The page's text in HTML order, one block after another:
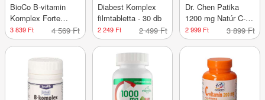
BioCo B-vitamin
Komplex Forte
étrend-kiegészítő
tabletta - 100 db
3 839 Ft 4 569 Ft
Diabest Komplex
filmtabletta - 30 db
2 249 Ft 2 499 Ft
Dr. Chen Patika
1200 mg Natúr C-
Vitamin tabletta
csipkebogyóval - 80
2 999 Ft 3 899 Ft